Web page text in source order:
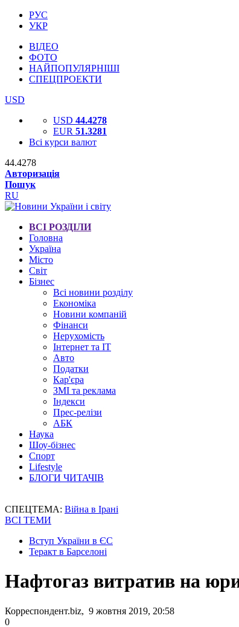
РУС
УКР
ВІДЕО
ФОТО
НАЙПОПУЛЯРНІШІ
СПЕЦПРОЕКТИ
USD
USD 44.4278
EUR 51.3281
Всі курси валют
44.4278
Авторизація
Пошук
RU
ВСІ РОЗДІЛИ
Головна
Україна
Місто
Світ
Бізнес
Всі новини розділу
Економіка
Новини компаній
Фінанси
Нерухомість
Інтернет та IT
Авто
Податки
Кар'єра
ЗМІ та реклама
Індекси
Прес-релізи
АБК
Наука
Шоу-бізнес
Спорт
Lifestyle
БЛОГИ ЧИТАЧІВ
СПЕЦТЕМА: Війна в Ірані
ВСІ ТЕМИ
Вступ України в ЄС
Теракт в Барселоні
Нафтогаз витратив на
Корреспондент.biz, 9 жовтня 2019, 20:58
0